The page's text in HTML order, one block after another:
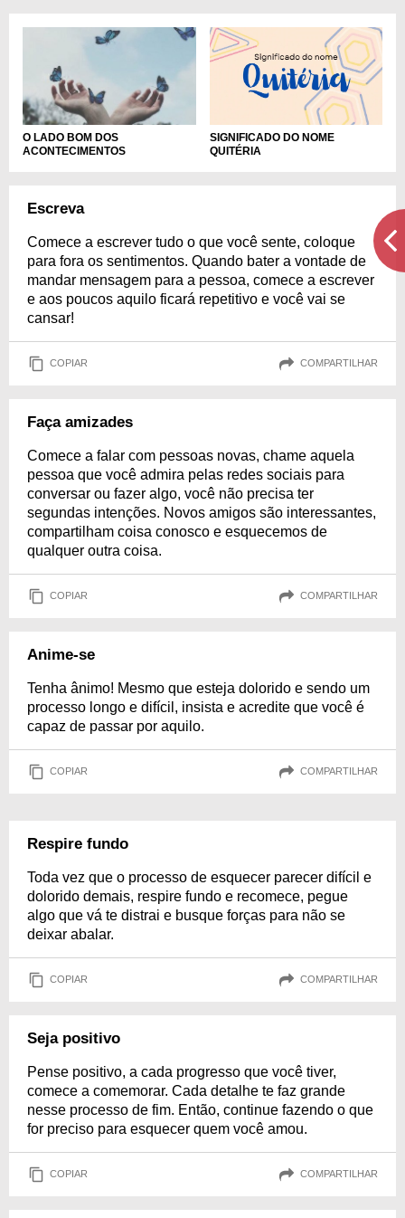
O LADO BOM DOS
ACONTECIMENTOS
SIGNIFICADO DO NOME
QUITÉRIA
Escreva
Comece a escrever tudo o que você sente, coloque
para fora os sentimentos. Quando bater a vontade de
mandar mensagem para a pessoa, comece a escrever
e aos poucos aquilo ficará repetitivo e você vai se
cansar!
COPIAR COMPARTILHAR
Faça amizades
Comece a falar com pessoas novas, chame aquela
pessoa que você admira pelas redes sociais para
conversar ou fazer algo, você não precisa ter
segundas intenções. Novos amigos são interessantes,
compartilham coisa conosco e esquecemos de
qualquer outra coisa.
COPIAR COMPARTILHAR
Anime-se
Tenha ânimo! Mesmo que esteja dolorido e sendo um
processo longo e difícil, insista e acredite que você é
capaz de passar por aquilo.
COPIAR COMPARTILHAR
Respire fundo
Toda vez que o processo de esquecer parecer difícil e
dolorido demais, respire fundo e recomece, pegue
algo que vá te distrai e busque forças para não se
deixar abalar.
COPIAR COMPARTILHAR
Seja positivo
Pense positivo, a cada progresso que você tiver,
comece a comemorar. Cada detalhe te faz grande
nesse processo de fim. Então, continue fazendo o que
for preciso para esquecer quem você amou.
COPIAR COMPARTILHAR